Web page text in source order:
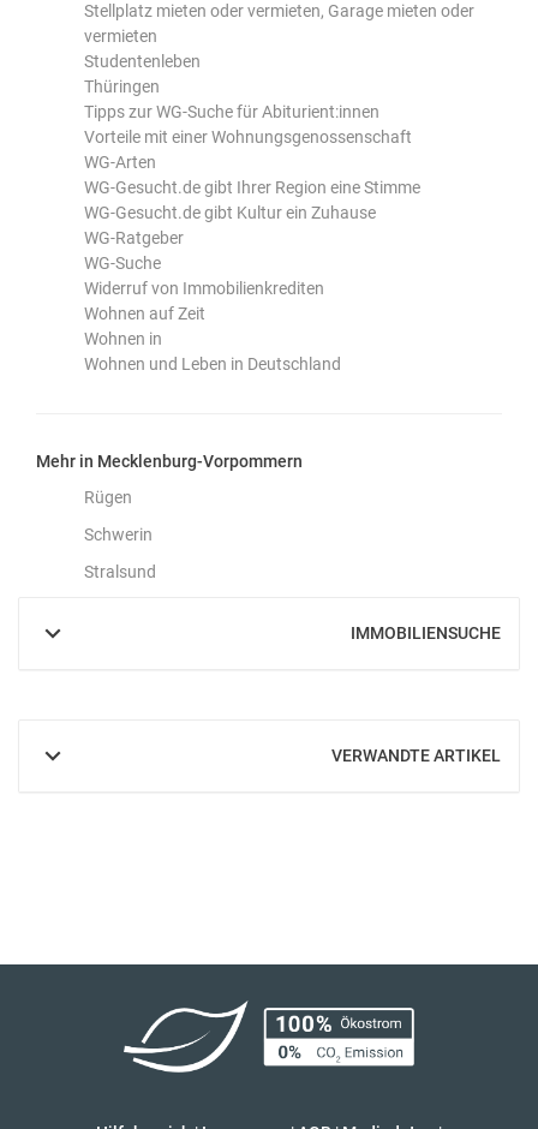
Stellplatz mieten oder vermieten, Garage mieten oder
vermieten
Studentenleben
Thüringen
Tipps zur WG-Suche für Abiturient:innen
Vorteile mit einer Wohnungsgenossenschaft
WG-Arten
WG-Gesucht.de gibt Ihrer Region eine Stimme
WG-Gesucht.de gibt Kultur ein Zuhause
WG-Ratgeber
WG-Suche
Widerruf von Immobilienkrediten
Wohnen auf Zeit
Wohnen in
Wohnen und Leben in Deutschland
Mehr in Mecklenburg-Vorpommern
Rügen
Schwerin
Stralsund
EINBLENDEN IMMOBILIENSUCHE
EINBLENDEN VERWANDTE ARTIKEL